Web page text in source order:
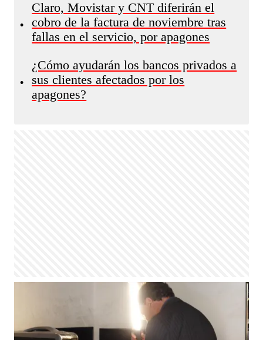
•
Claro, Movistar y CNT diferirán el
cobro de la factura de noviembre tras
fallas en el servicio, por apagones
•
¿Cómo ayudarán los bancos privados a
sus clientes afectados por los
apagones?